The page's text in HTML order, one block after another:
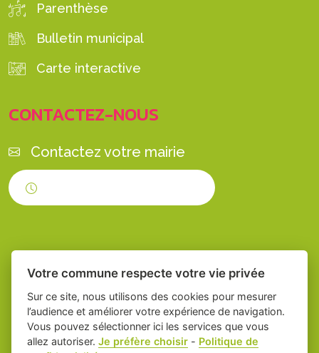
Parenthèse
Bulletin municipal
Carte interactive
CONTACTEZ-NOUS
Contactez votre mairie
Place du village la solution web et appli
-
Votre commune respecte votre vie privée
Sur ce site, nous utilisons des cookies pour mesurer
l’audience et améliorer votre expérience de navigation.
Vous pouvez sélectionner ici les services que vous
allez autoriser.Je préfère choisir - Politique de